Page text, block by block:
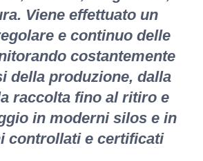
Viene effettuato un
e continuo delle
costantemente
della produzione, dalla
raccolta fino al ritiro e
in moderni silos e in
controllati e certificati